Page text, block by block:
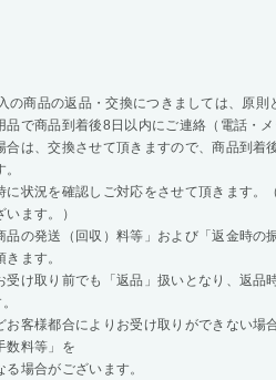
の商品の返品・交換につきましては、原則
で商品到着後8日以内にご連絡（電話・
は、交換させて頂きますので、商品到着
に状況を確認しご対応をさせて頂きます。
ます。）
品の発送（回収）料等」および「返金時の
ます。
け取り前でも「返品」扱いとなり、返品
お客様都合によりお受け取りができない場
数料等」を
場合がございます。